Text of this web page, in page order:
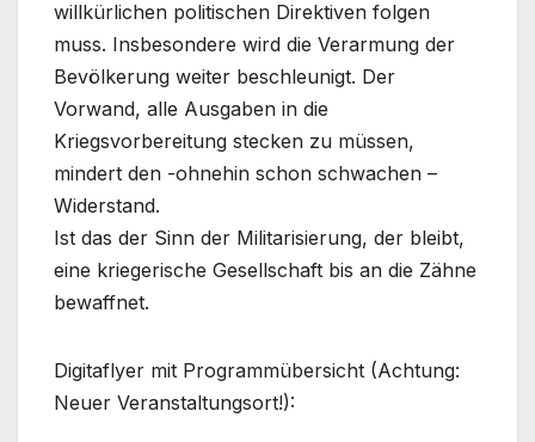
willkürlichen politischen Direktiven folgen
muss. Insbesondere wird die Verarmung der
Bevölkerung weiter beschleunigt. Der
Vorwand, alle Ausgaben in die
Kriegsvorbereitung stecken zu müssen,
mindert den -ohnehin schon schwachen –
Widerstand.
Ist das der Sinn der Militarisierung, der bleibt,
eine kriegerische Gesellschaft bis an die Zähne
bewaffnet.
Digitaflyer mit Programmübersicht (Achtung:
Neuer Veranstaltungsort!):